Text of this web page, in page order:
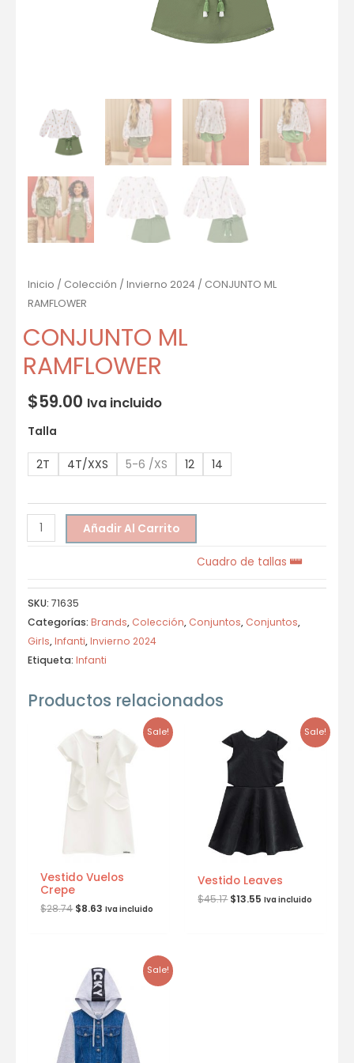
Inicio / Colección / Invierno 2024 / CONJUNTO ML
RAMFLOWER
CONJUNTO ML
RAMFLOWER
$59.00 Iva incluido
Talla
2T 4T/XXS 5-6 /XS 12 14
Añadir Al Carrito
Cuadro de tallas
SKU: 71635
Categorías: Brands, Colección, Conjuntos, Conjuntos,
Girls,Infanti,Invierno 2024
Etiqueta: Infanti
Productos relacionados
Sale!
Vestido Vuelos
Crepe
$28.74 $8.63 Iva incluido
Sale!
Vestido Leaves
$45.17 $13.55 Iva incluido
Sale!